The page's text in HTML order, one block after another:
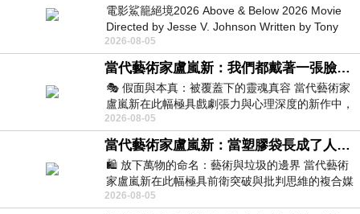
電影鯊籠絕境2026 Above & Below 2026 Movie
Directed by Jesse V. Johnson Written by Tony
Giordano Starring Laura Maran
2026-08-05
當代藝術家盧嵐新：我們都戴著一張臉，可真正的自己，總藏在那些被塗抹、被覆蓋的痕跡裡
🎭 假面與本真：被覆蓋下的靈魂真容 當代藝術家
盧嵐新在此幅極具戲劇張力與心理深度的新作中，
運用質感豐富的紙材肌理、墨痕與大膽的
2026-08-05
當代藝術家盧嵐新：當塑膠袋長成了人的模樣，我們的目光是否學會了放下偏見？
🛍️ 放下萬物的命名：藝術與垃圾的邊界 當代藝術
家盧嵐新在此幅極具前衛突破與批判思維的複合媒
材新作中，直接將被大眾定義為廢棄物
2026-08-05